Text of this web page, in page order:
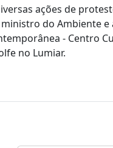
ações de
do Ambiente
- Centro
no Lumiar.